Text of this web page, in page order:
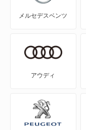
RAV4 ハイブリッド
WILL-サイファ
メルセデスベンツ
アウディ